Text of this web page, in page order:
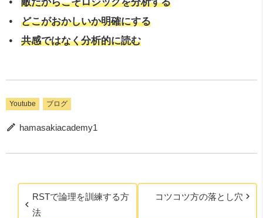
どこがおかしいか明確にする
共感ではなく分析的に読む
Youtube ブログ
hamasakiacademy1
RSTで論理を訓練する方
法
コツコツ方の落とし穴